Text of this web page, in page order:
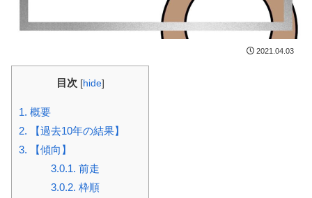
2021.04.03
目次 [hide]
1. 概要
2. 【過去10年の結果】
3. 【傾向】
3.0.1. 前走
3.0.2. 枠順